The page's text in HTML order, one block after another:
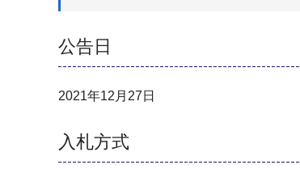
公告日
2021年12月27日
入札方式